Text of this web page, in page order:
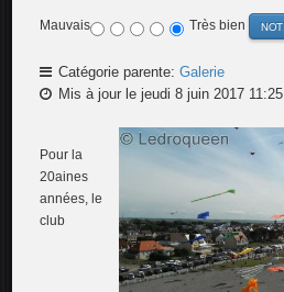
Mauvais Très bien
Catégorie parente:Galerie
Mis à jour le jeudi 8 juin 2017 11:25
Pour la
20aines
années, le
club